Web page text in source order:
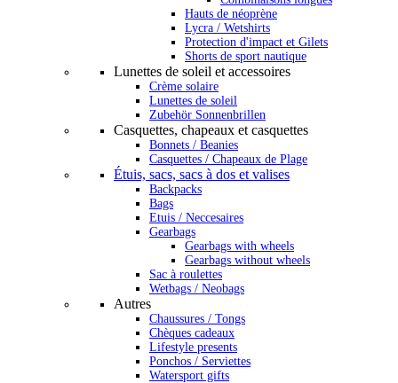
Hauts de néoprène
Lycra / Wetshirts
Protection d'impact et Gilets
Shorts de sport nautique
Lunettes de soleil et accessoires
Crème solaire
Lunettes de soleil
Zubehör Sonnenbrillen
Casquettes, chapeaux et casquettes
Bonnets / Beanies
Casquettes / Chapeaux de Plage
Étuis, sacs, sacs à dos et valises
Backpacks
Bags
Etuis / Neccesaires
Gearbags
Gearbags with wheels
Gearbags without wheels
Sac à roulettes
Wetbags / Neobags
Autres
Chaussures / Tongs
Chèques cadeaux
Lifestyle presents
Ponchos / Serviettes
Watersport gifts